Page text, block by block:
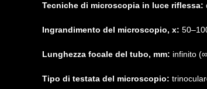
Tecniche di microscopia in luce riflessa:
Ingrandimento del microscopio, x:
Lunghezza focale del tubo, mm: infinito
Tipo di testata del microscopio: